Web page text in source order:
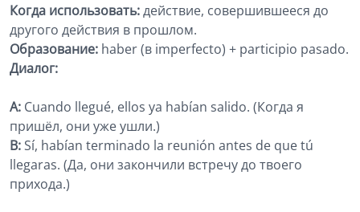
Когда использовать:действие, совершившееся до
другого действия в прошлом.
Образование: haber (в imperfecto) + participio pasado.
Диалог:
A: Cuando llegué, ellos ya habían salido. (Когда я
пришёл, они уже ушли.)
B:Sí, habían terminado la reunión antes de que tú
llegaras. (Да, они закончили встречу до твоего
прихода.)